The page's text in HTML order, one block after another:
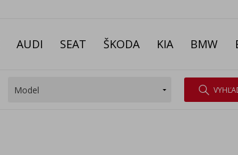
AUDI SEAT ŠKODA KIA BMW